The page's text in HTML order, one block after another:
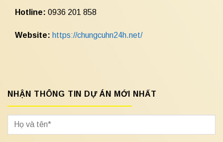
Hotline: 0936 201 858
Website: https://chungcuhn24h.net/
NHẬN THÔNG TIN DỰ ÁN MỚI NHẤT